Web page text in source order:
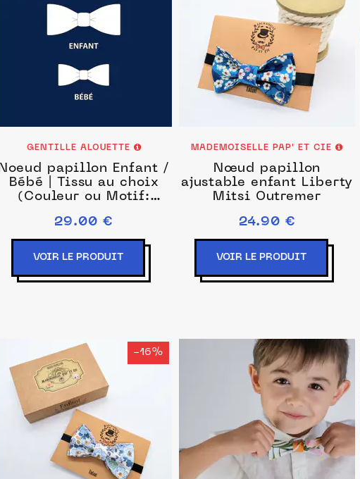
GENTILLE ALOUETTE
Noeud papillon Enfant /
Bébé | Tissu au choix
(Couleur ou Motif:
multicolore, Dimensions:
Bébé : 0 - 1 ans)
29.00 €
VOIR LE PRODUIT
MADEMOISELLE PAP' ET CIE
Nœud papillon
ajustable enfant Liberty
Mitsi Outremer
24.90 €
VOIR LE PRODUIT
-16%